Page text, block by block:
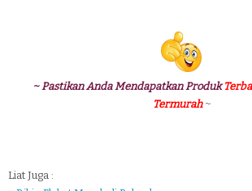
~ Pastikan Anda Mendapatkan Produk
Termurah~
Liat Juga :